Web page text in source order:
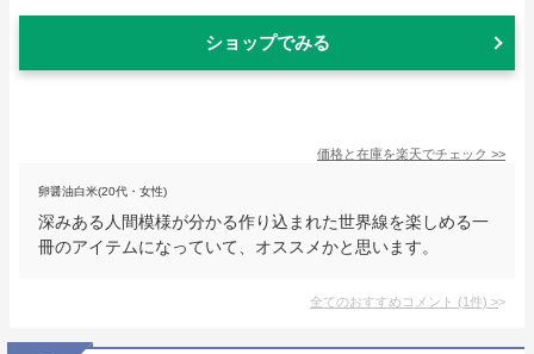
ショップでみる
価格と在庫を楽天でチェック >>
卵醤油白米(20代・女性)
深みある人間模様が分かる作り込まれた世界線を楽しめる一
冊のアイテムになっていて、オススメかと思います。
全てのおすすめコメント (1件) >